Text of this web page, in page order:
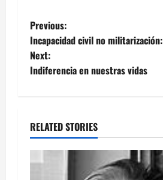
Post
navigation
Previous:
Incapacidad civil no
Next:
Indiferencia en nuestras vidas
RELATED STORIES